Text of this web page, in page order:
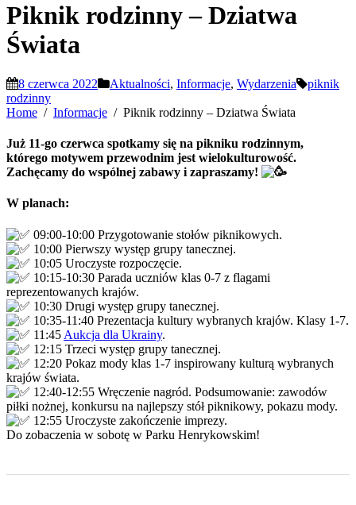
Piknik rodzinny – Dziatwa
Świata
8 czerwca 2022 Aktualności, Informacje, Wydarzenia
piknik
rodzinny
Home
Informacje Piknik rodzinny – Dziatwa Świata
Już 11-go czerwca spotkamy się na pikniku rodzinnym,
którego motywem przewodnim jest wielokulturowość.
Zachęcamy do wspólnej zabawy i zapraszamy!
W planach:
09:00-10:00 Przygotowanie stołów piknikowych.
10:00 Pierwszy występ grupy tanecznej.
10:05 Uroczyste rozpoczęcie.
10:15-10:30 Parada uczniów klas 0-7 z flagami
reprezentowanych krajów.
10:30 Drugi występ grupy tanecznej.
10:35-11:40 Prezentacja kultury wybranych krajów. Klasy 1-7.
11:45 Aukcja dla Ukrainy.
12:15 Trzeci występ grupy tanecznej.
12:20 Pokaz mody klas 1-7 inspirowany kulturą wybranych
krajów świata.
12:40-12:55 Wręczenie nagród. Podsumowanie: zawodów
piłki nożnej, konkursu na najlepszy stół piknikowy, pokazu mody.
12:55 Uroczyste zakończenie imprezy.
Do zobaczenia w sobotę w Parku Henrykowskim!